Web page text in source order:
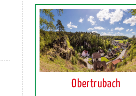
Obertrubach